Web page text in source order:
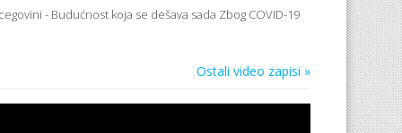
- Budućnost koja se dešava sada Zbog COVID-19
Ostali video zapisi »